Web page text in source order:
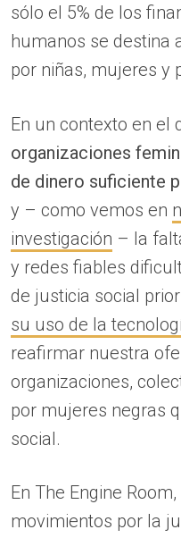
sólo el 5% de los
humanos se destina
por niñas, mujeres y
En un contexto en el
organizaciones
de dinero suficiente
y – como vemos en
investigación – la
y redes fiables
de justicia social
su uso de la
reafirmar nuestra
organizaciones,
por mujeres negras
social.
En The Engine Room,
movimientos por la